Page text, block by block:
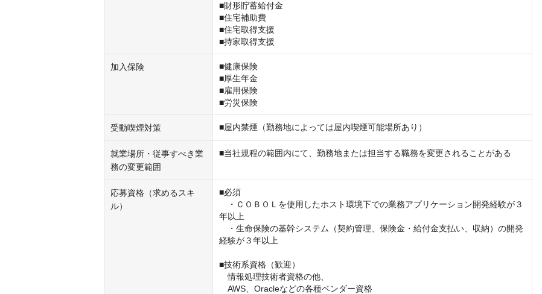
■財形貯蓄給付金
■住宅補助費
■住宅取得支援
■持家取得支援
加入保険
■健康保険
■厚生年金
■雇用保険
■労災保険
受動喫煙対策 ■屋内禁煙（勤務地によっては屋内喫煙可能場所あり）
就業場所・従事すべき業
務の変更範囲
■当社規程の範囲内にて、勤務地または担当する職務を変更されることがある
応募資格（求めるスキ
ル）
■必須
・ＣＯＢＯＬを使用したホスト環境下での業務アプリケーション開発経験が３
年以上
・生命保険の基幹システム（契約管理、保険金・給付金支払い、収納）の開発
経験が３年以上
■技術系資格（歓迎）
情報処理技術者資格の他、
AWS、Oracleなどの各種ベンダー資格